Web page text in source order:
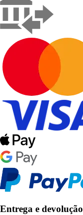
Entrega e devolução